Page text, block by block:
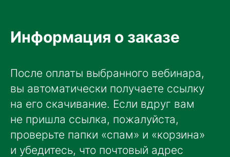
Информация о заказе
После оплаты выбранного вебинара,
вы автоматически получаете ссылку
на его скачивание. Если вдруг вам
не пришла ссылка, пожалуйста,
проверьте папки «спам» и «корзина»
и убедитесь, что почтовый адрес